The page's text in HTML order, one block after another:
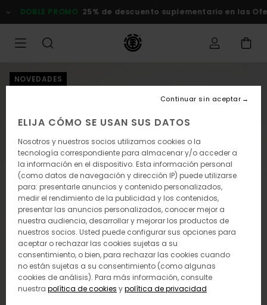
la
DOBLE PROMO 25% de descuento suplementario en las
NOVEDADES
ELIJA CÓMO SE USAN SUS DATOS
Nosotros y nuestros socios utilizamos cookies o la
tecnología correspondiente para almacenar y/o acceder a
la información en el dispositivo. Esta información personal
(como datos de navegación y dirección IP) puede utilizarse
para: presentarle anuncios y contenido personalizados,
medir el rendimiento de la publicidad y los contenidos,
presentar las anuncios personalizados, conocer mejor a
nuestra audiencia, desarrollar y mejorar los productos de
nuestros socios. Usted puede configurar sus opciones para
aceptar o rechazar las cookies sujetas a su
consentimiento, o bien, para rechazar las cookies cuando
no están sujetas a su consentimiento (como algunas
cookies de análisis). Para más información, consulte
nuestra política de cookies ypolítica de privacidad
Continuar sin aceptar